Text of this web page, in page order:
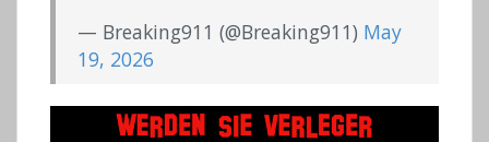
— Breaking911 (@Breaking911) May
19, 2026